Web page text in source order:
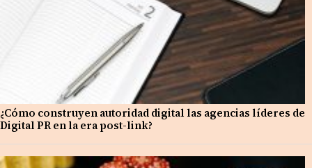
¿Cómo construyen autoridad digital las agencias líderes de
Digital PR en la era post-link?